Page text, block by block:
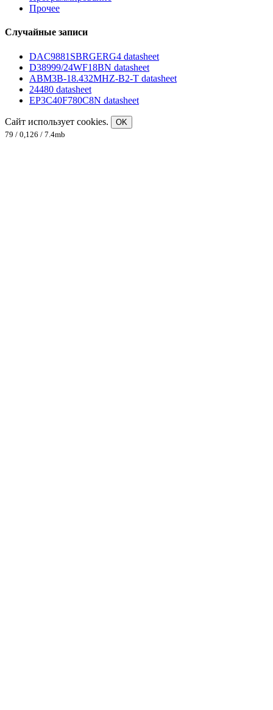
Прочее
Случайные записи
DAC9881SBRGERG4 datasheet
D38999/24WF18BN datasheet
ABM3B-18.432MHZ-B2-T datasheet
24480 datasheet
EP3C40F780C8N datasheet
Сайт использует cookies.
OK
79 / 0,126 / 7.4mb